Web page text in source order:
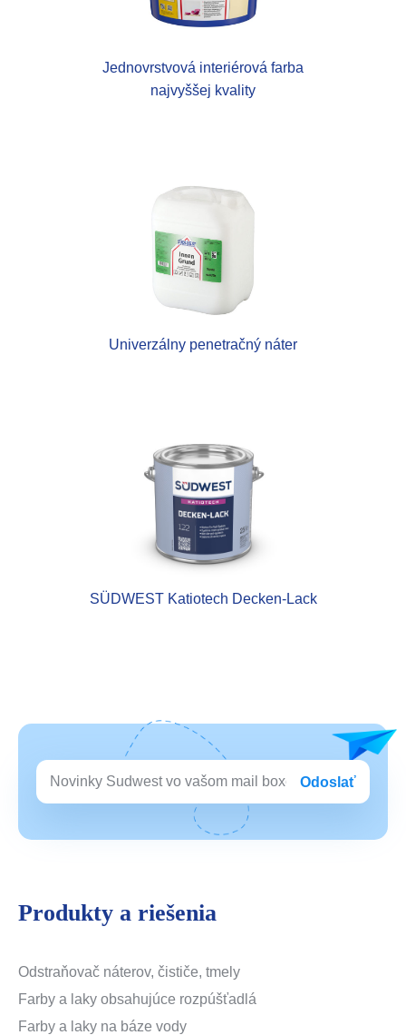
Jednovrstvová interiérová farba
najvyššej kvality
Univerzálny penetračný náter
SÜDWEST Katiotech Decken-Lack
Odoslať
Produkty a riešenia
Odstraňovač náterov, čističe, tmely
Farby a laky obsahujúce rozpúšťadlá
Farby a laky na báze vody